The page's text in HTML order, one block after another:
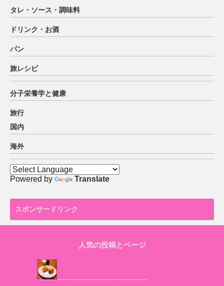
タレ・ソース・調味料
ドリンク・お酒
パン
旅レシピ
分子栄養学と健康
旅行
国内
海外
Powered by Translate
スポンサードリンク
人気の投稿とページ